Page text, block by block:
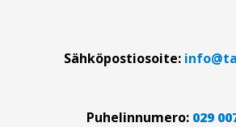
Sähköpostiosoite:
Puhelinnumero: 029